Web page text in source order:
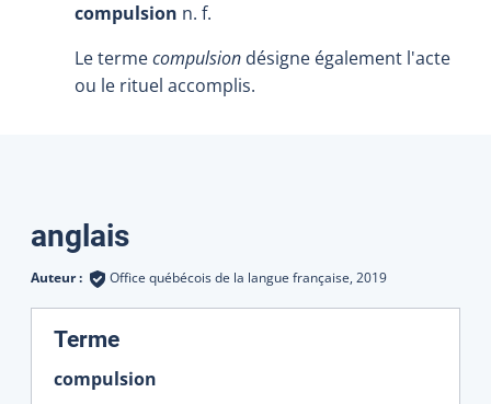
compulsion n. f.
Le termecompulsion désigne également l'acte
ou le rituel accomplis.
Traductions
anglais
Auteur : Office québécois de la langue française, 2019
Terme:
compulsion